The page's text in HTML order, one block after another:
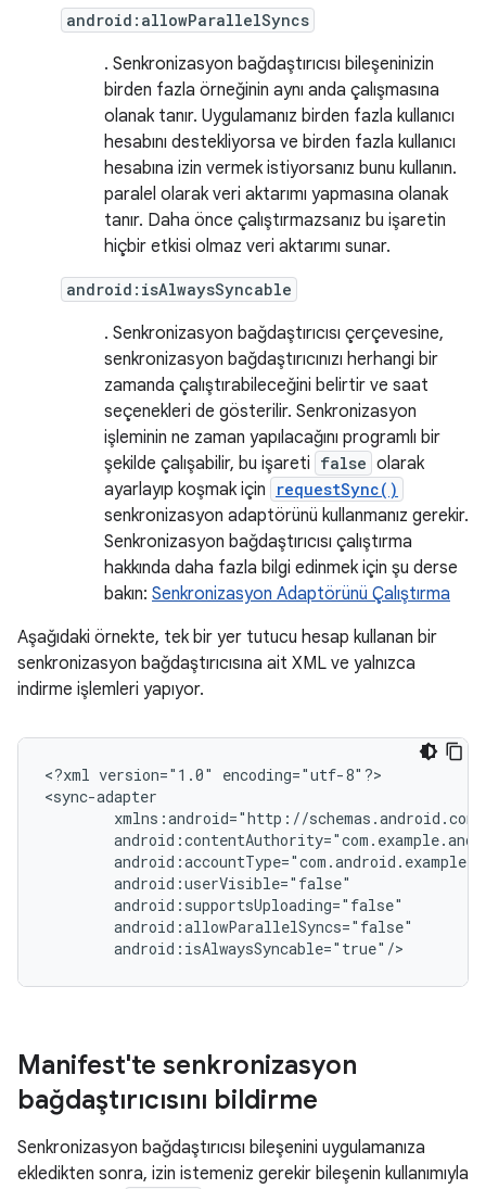
android:allowParallelSyncs
. Senkronizasyon bağdaştırıcısı bileşeninizin
birden fazla örneğinin aynı anda çalışmasına
olanak tanır. Uygulamanız birden fazla kullanıcı
hesabını destekliyorsa ve birden fazla kullanıcı
hesabına izin vermek istiyorsanız bunu kullanın.
paralel olarak veri aktarımı yapmasına olanak
tanır. Daha önce çalıştırmazsanız bu işaretin
hiçbir etkisi olmaz veri aktarımı sunar.
android:isAlwaysSyncable
. Senkronizasyon bağdaştırıcısı çerçevesine,
senkronizasyon bağdaştırıcınızı herhangi bir
zamanda çalıştırabileceğini belirtir ve saat
seçenekleri de gösterilir. Senkronizasyon
işleminin ne zaman yapılacağını programlı bir
şekilde çalışabilir, bu işareti false olarak
ayarlayıp koşmak için
requestSync()
senkronizasyon adaptörünü kullanmanız gerekir.
Senkronizasyon bağdaştırıcısı çalıştırma
hakkında daha fazla bilgi edinmek için şu derse
bakın: Senkronizasyon Adaptörünü Çalıştırma
Aşağıdaki örnekte, tek bir yer tutucu hesap kullanan bir
senkronizasyon bağdaştırıcısına ait XML ve yalnızca
indirme işlemleri yapıyor.
<?xml version="1.0"
encoding="utf-8"?>
android:isAlwaysSyncable="true"/>
Manifest'te senkronizasyon
bağdaştırıcısını bildirme
Senkronizasyon bağdaştırıcısı bileşenini uygulamanıza
ekledikten sonra, izin istemeniz gerekir bileşenin kullanımıyla